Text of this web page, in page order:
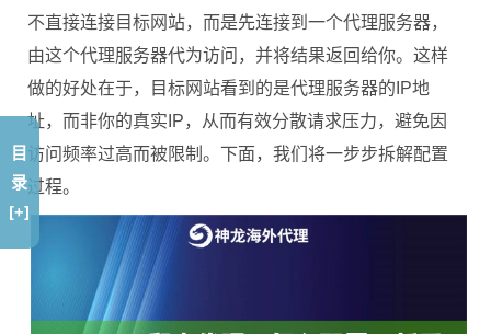
不直接连接目标网站，而是先连接到一个代理服务器，
由这个代理服务器代为访问，并将结果返回给你。这样
做的好处在于，目标网站看到的是代理服务器的IP地
址，而非你的真实IP，从而有效分散请求压力，避免因
访问频率过高而被限制。下面，我们将一步步拆解配置
过程。
目
录
[+]